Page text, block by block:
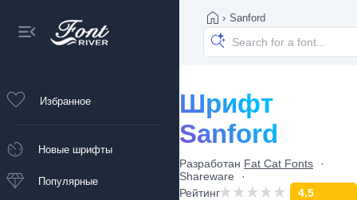
Избранное
Новые шрифты
Популярные
› Sanford
Шрифт
Sanford
Разработан Fat Cat Fonts
Shareware
Рейтинг
4.5